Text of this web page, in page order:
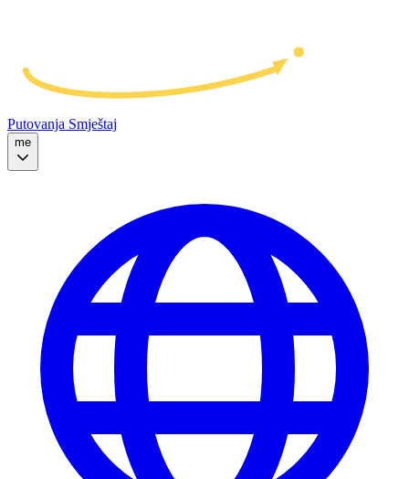
Putovanja Smještaj
me